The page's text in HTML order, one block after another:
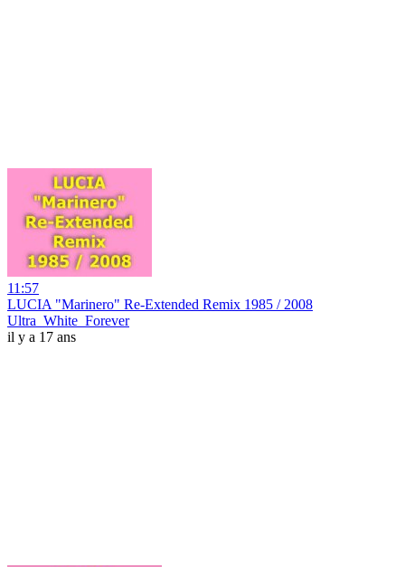
11:57
LUCIA "Marinero" Re-Extended Remix 1985 / 2008
Ultra_White_Forever
il y a 17 ans